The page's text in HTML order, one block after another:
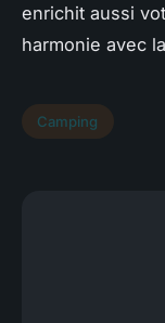
enrichit aussi
harmonie avec
Camping